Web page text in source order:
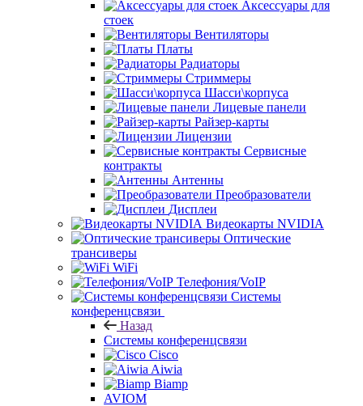
Аксессуары для
стоек
Вентиляторы
Платы
Радиаторы
Стриммеры
Шасси\корпуса
Лицевые панели
Райзер-карты
Лицензии
Сервисные
контракты
Антенны
Преобразователи
Дисплеи
Видеокарты NVIDIA
Оптические
трансиверы
WiFi
Телефония/VoIP
Системы
конференцсвязи
Назад
Системы конференцсвязи
Cisco
Aiwia
Biamp
AVIOM